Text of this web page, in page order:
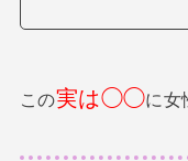
この実は◯◯に女